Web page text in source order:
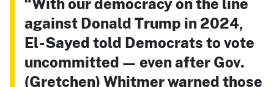
against Donald Trump in 2024,
El-Sayed told Democrats to vote
uncommitted — even after Gov.
(Gretchen) Whitmer warned those